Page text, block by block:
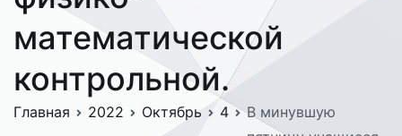
математической
контрольной.
Главная 2022 Октябрь 4
В минувшую